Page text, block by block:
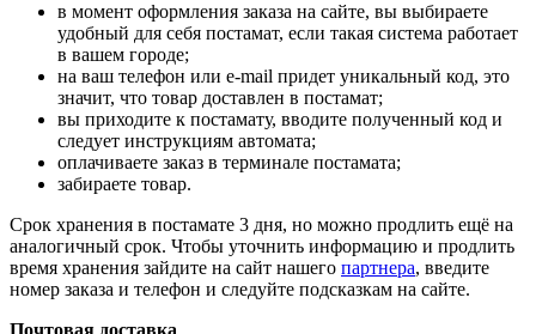
в момент оформления заказа на сайте, вы выбираете
удобный для себя постамат, если такая система работает
в вашем городе;
на ваш телефон или e-mail придет уникальный код, это
значит, что товар доставлен в постамат;
вы приходите к постамату, вводите полученный код и
следует инструкциям автомата;
оплачиваете заказ в терминале постамата;
забираете товар.
Срок хранения в постамате 3 дня, но можно продлить ещё на
аналогичный срок. Чтобы уточнить информацию и продлить
время хранения зайдите на сайт нашего партнера, введите
номер заказа и телефон и следуйте подсказкам на сайте.